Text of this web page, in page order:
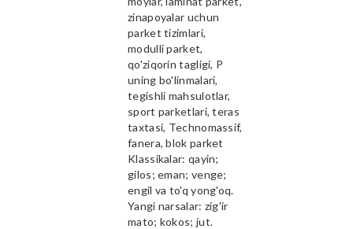
zinapoyalar uchun
parket tizimlari,
modulli parket,
qo'ziqorin tagligi, P
uning bo'linmalari,
tegishli mahsulotlar,
sport parketlari, teras
taxtasi, Technomassif,
fanera, blok parket
Klassikalar: qayin;
gilos; eman; venge;
engil va to'q yong'oq.
Yangi narsalar: zig'ir
mato; kokos; jut.